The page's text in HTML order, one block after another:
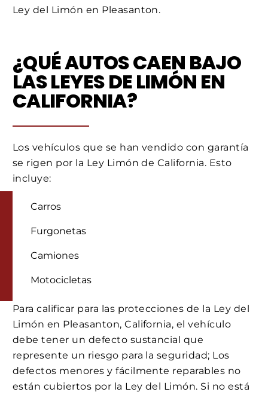
Ley del Limón en Pleasanton.
¿QUÉ AUTOS CAEN BAJO
LAS LEYES DE LIMÓN EN
CALIFORNIA?
Los vehículos que se han vendido con garantía
se rigen por la Ley Limón de California. Esto
incluye:
Carros
Furgonetas
Camiones
Motocicletas
Para calificar para las protecciones de la Ley del
Limón en Pleasanton, California, el vehículo
debe tener un defecto sustancial que
represente un riesgo para la seguridad; Los
defectos menores y fácilmente reparables no
están cubiertos por la Ley del Limón. Si no está